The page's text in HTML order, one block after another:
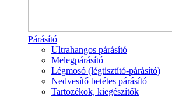
Párásító
Ultrahangos párásító
Melegpárásító
Légmosó (légtisztító-párásító)
Nedvesítő betétes párásító
Tartozékok, kiegészítők